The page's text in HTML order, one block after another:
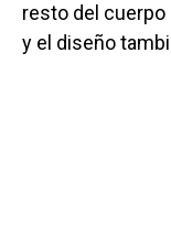
resto del cuerpo
y el diseño